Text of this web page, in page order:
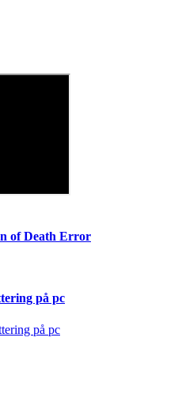
of Death Error
på pc